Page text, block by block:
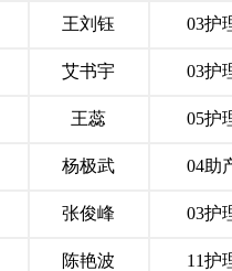
王刘钰 03护
艾书宇 03护
王蕊 05护
杨极武 04助
张俊峰 03护
陈艳波 11护